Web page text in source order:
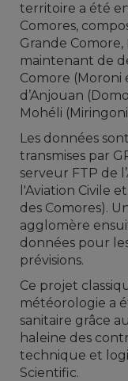
territoire a été
Comores,
Grande
maintenant de
Comore (Moroni
d’Anjouan
Mohéli
Les données
transmises par
serveur FTP de
l'Aviation Civile
des Comores).
agglomère
données pour
prévisions.
Ce projet
météorologie a
sanitaire grâce
haleine des
technique et
Scientific.